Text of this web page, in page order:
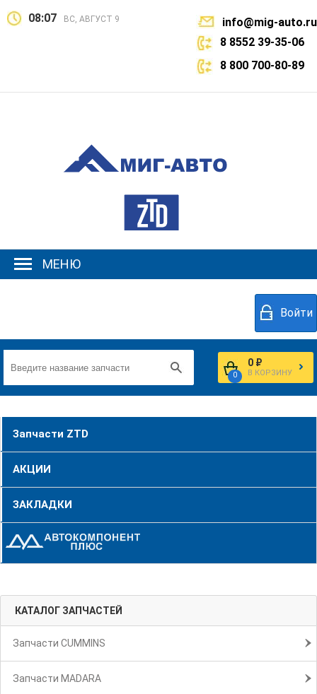
08:07 ВС, АВГУСТ 9
info@mig-auto.ru
8 8552 39-35-06
8 800 700-80-89
МЕНЮ
Войти
0
0 ₽
В КОРЗИНУ
Запчасти ZTD
АКЦИИ
ЗАКЛАДКИ
КАТАЛОГ ЗАПЧАСТЕЙ
Запчасти CUMMINS
Запчасти MADARA